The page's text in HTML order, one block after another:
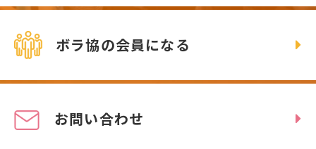
ボラ協の会員になる
お問い合わせ